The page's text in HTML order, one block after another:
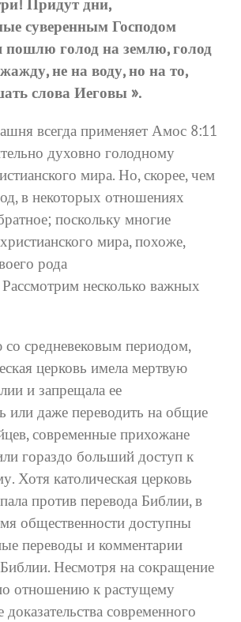
суверенным Господом
пошлю голод на землю, голод
не на воду, но на то,
слова Иеговы ».
всегда применяет Амос 8:11
духовно голодному
мира. Но, скорее, чем
в некоторых отношениях
поскольку многие
мира, похоже,
рода
несколько важных
средневековым периодом,
церковь имела мертвую
и запрещала ее
или даже переводить на общие
современные прихожане
гораздо больший доступ к
Хотя католическая церковь
против перевода Библии, в
общественности доступны
переводы и комментарии
Несмотря на сокращение
отношению к растущему
доказательства современного